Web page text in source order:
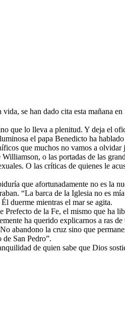
se han dado cita esta mañana
que lo lleva a plenitud. Y deja el
el papa Benedicto ha
que muchos no vamos a olvidar
o las portadas de las
O las críticas de quienes le
que afortunadamente no es la
“La barca de la Iglesia no es
Él duerme mientras el mar se
de la Fe, el mismo que ha
ha querido explicarnos a ras
abandono la cruz sino que
San Pedro”.
de quien sabe que Dios